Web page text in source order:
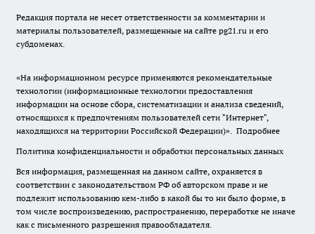
Редакция портала не несет ответственности за комментарии и
материалы пользователей, размещенные на сайте pg21.ru и его
субдоменах.
«На информационном ресурсе применяются рекомендательные
технологии (информационные технологии предоставления
информации на основе сбора, систематизации и анализа сведений,
относящихся к предпочтениям пользователей сети "Интернет",
находящихся на территории Российской Федерации)». Подробнее
Политика конфиденциальности и обработки персональных данных
Вся информация, размещенная на данном сайте, охраняется в
соответствии с законодательством РФ об авторском праве и не
подлежит использованию кем-либо в какой бы то ни было форме, в
том числе воспроизведению, распространению, переработке не иначе
как с письменного разрешения правообладателя.